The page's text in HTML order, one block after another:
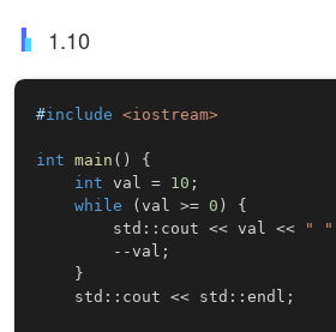
1.10
#include <iostream>
int main ( )
{
int val = 10 ;
while
( val >= 0 )
{
        std
:: cout << val << " "
--val ;
}
    std
:: cout << std :: endl ;